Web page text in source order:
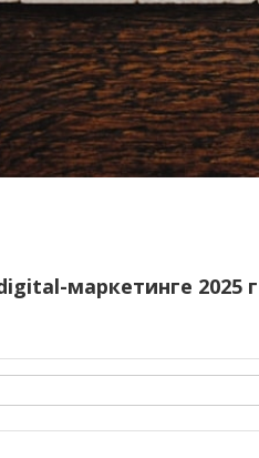
маркетинге 2025